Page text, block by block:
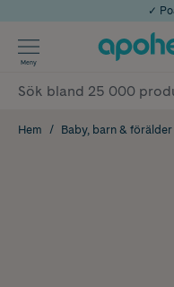
Årets
Använd kod:
✓ Rådgivning
✓
Meny
Hem Baby, barn & förälder